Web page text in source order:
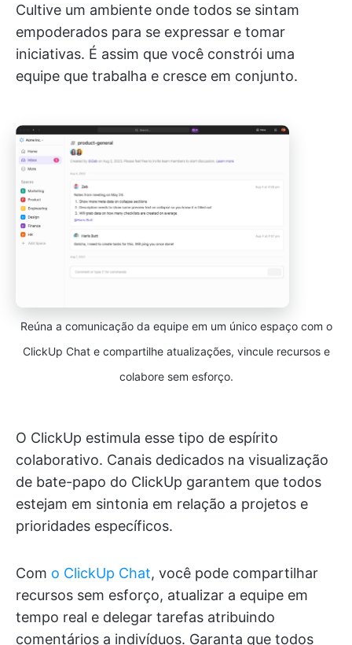
Cultive um ambiente onde todos se sintam
empoderados para se expressar e tomar
iniciativas. É assim que você constrói uma
equipe que trabalha e cresce em conjunto.
Reúna a comunicação da equipe em um único espaço com o
ClickUp Chat e compartilhe atualizações, vincule recursos e
colabore sem esforço.
O ClickUp estimula esse tipo de espírito
colaborativo. Canais dedicados na visualização
de bate-papo do ClickUp garantem que todos
estejam em sintonia em relação a projetos e
prioridades específicos.
Com o ClickUp Chat, você pode compartilhar
recursos sem esforço, atualizar a equipe em
tempo real e delegar tarefas atribuindo
comentários a indivíduos. Garanta que todos